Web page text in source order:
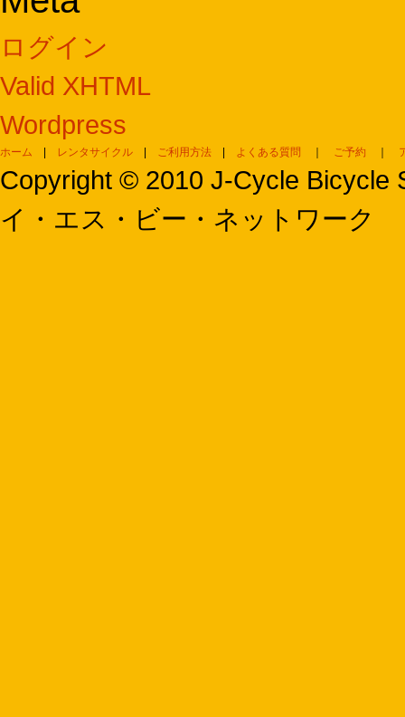
ログイン
Valid XHTML
Wordpress
ホーム レンタサイクル ご利用方法 よくある質問 ご予約
Copyright © 2010 J-Cycle
イ・エス・ビー・ネットワーク